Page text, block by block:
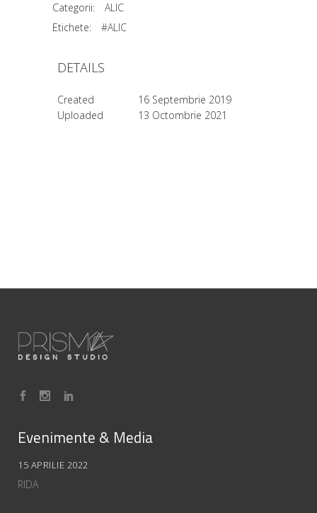
Categorii:
ALIC
Etichete:
#ALIC
DETAILS
Created
16 Septembrie 2019
Uploaded
13 Octombrie 2021
Evenimente & Media
15 APRILIE 2022
RIDA